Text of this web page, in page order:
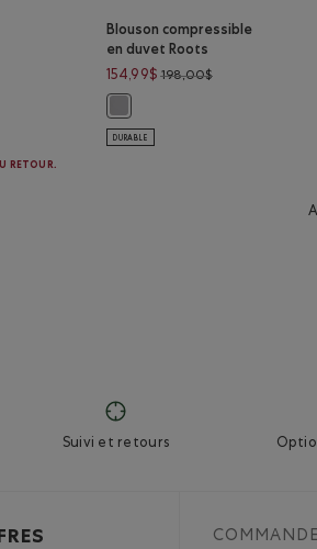
à 149,98$
RETOUR.
Blouson compressible
en duvet Roots
154,99$ 198,00$Prix réduit de
DURABLE
Suivi et retours